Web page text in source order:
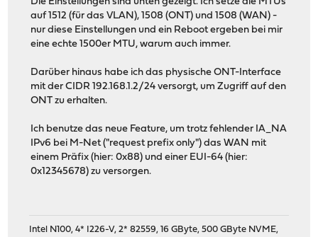
auf 1512 (für das VLAN), 1508 (ONT) und 1508 (WAN) -
nur diese Einstellungen und ein Reboot ergeben bei mir
eine echte 1500er MTU, warum auch immer.
Darüber hinaus habe ich das physische ONT-Interface
mit der CIDR 192.168.1.2/24 versorgt, um Zugriff auf den
ONT zu erhalten.
Ich benutze das neue Feature, um trotz fehlender IA_NA
IPv6 bei M-Net ("request prefix only") das WAN mit
einem Präfix (hier: 0x88) und einer EUI-64 (hier:
0x12345678) zu versorgen.
Intel N100, 4* I226-V, 2* 82559, 16 GByte, 500 GByte NVME,